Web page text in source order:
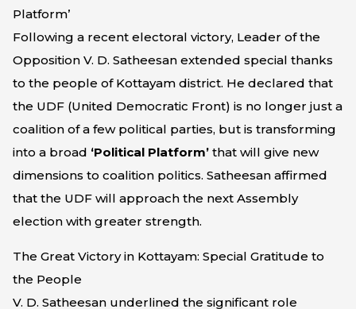
Platform’
Following a recent electoral victory, Leader of the
Opposition V. D. Satheesan extended special thanks
to the people of Kottayam district. He declared that
the UDF (United Democratic Front) is no longer just a
coalition of a few political parties, but is transforming
into a broad ‘Political Platform’ that will give new
dimensions to coalition politics. Satheesan affirmed
that the UDF will approach the next Assembly
election with greater strength.
The Great Victory in Kottayam: Special Gratitude to
the People
V. D. Satheesan underlined the significant role